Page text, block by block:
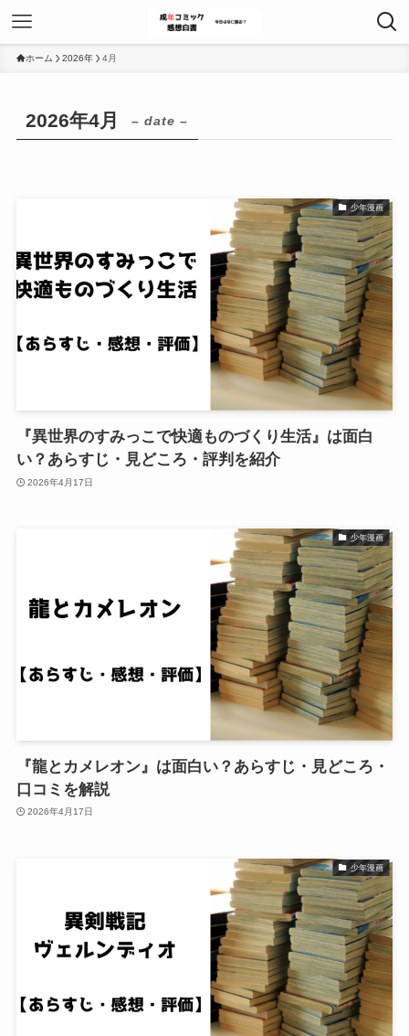
ホーム 2026年 4月
2026年4月 – date –
少年漫画
『異世界のすみっこで快適ものづくり生活』は面白
い？あらすじ・見どころ・評判を紹介
2026年4月17日
少年漫画
『龍とカメレオン』は面白い？あらすじ・見どころ・
口コミを解説
2026年4月17日
少年漫画